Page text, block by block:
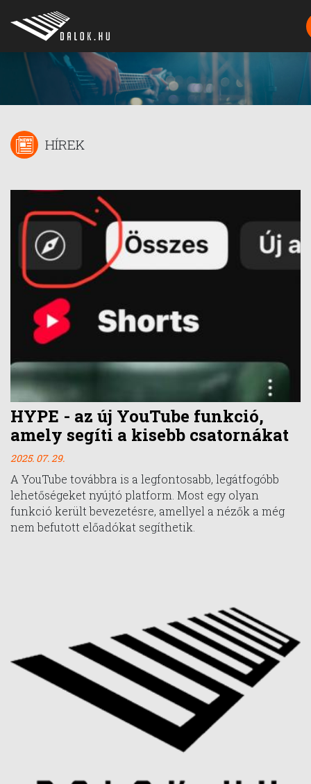
HÍREK
HYPE - az új YouTube funkció,
amely segíti a kisebb csatornákat
2025. 07. 29.
A YouTube továbbra is a legfontosabb, legátfogóbb
lehetőségeket nyújtó platform. Most egy olyan
funkció került bevezetésre, amellyel a nézők a még
nem befutott előadókat segíthetik.